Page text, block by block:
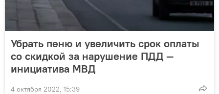
Убрать пеню и увеличить срок оплаты
со скидкой за нарушение ПДД —
инициатива МВД
4 октября 2022, 15:39